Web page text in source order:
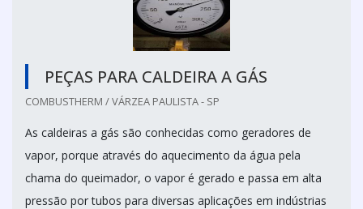
PEÇAS PARA CALDEIRA A GÁS
COMBUSTHERM / VÁRZEA PAULISTA - SP
As caldeiras a gás são conhecidas como geradores de
vapor, porque através do aquecimento da água pela
chama do queimador, o vapor é gerado e passa em alta
pressão por tubos para diversas aplicações em indústrias